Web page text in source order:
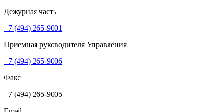
Дежурная часть
+7 (494) 265-9001
Приемная руководителя Управления
+7 (494) 265-9006
Факс
+7 (494) 265-9005